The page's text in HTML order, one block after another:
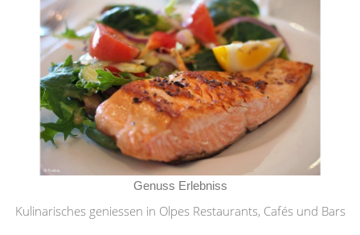
Genuss Erlebniss
Kulinarisches geniessen in Olpes Restaurants, Cafés und Bars